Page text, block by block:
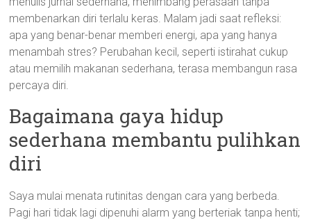
membenarkan diri terlalu keras. Malam jadi saat refleksi:
apa yang benar-benar memberi energi, apa yang hanya
menambah stres? Perubahan kecil, seperti istirahat cukup
atau memilih makanan sederhana, terasa membangun rasa
percaya diri.
Bagaimana gaya hidup
sederhana membantu pulihkan
diri
Saya mulai menata rutinitas dengan cara yang berbeda.
Pagi hari tidak lagi dipenuhi alarm yang berteriak tanpa henti;